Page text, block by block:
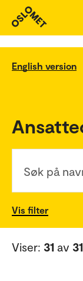
English version
Søk på
Vis filter
Viser: 31 av 31